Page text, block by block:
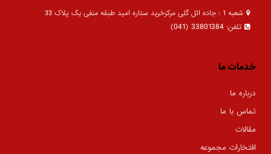
شعبه 1 : جاده ائل گلی مرکزخرید ستاره امید طبقه منفی یک پلاک 33
تلفن: 33801384 (041)
خدمات ما
درباره ما
تماس با ما
مقالات
افتخارات مجموعه